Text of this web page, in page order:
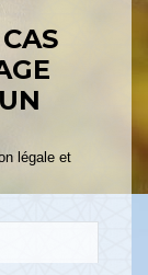
légale et